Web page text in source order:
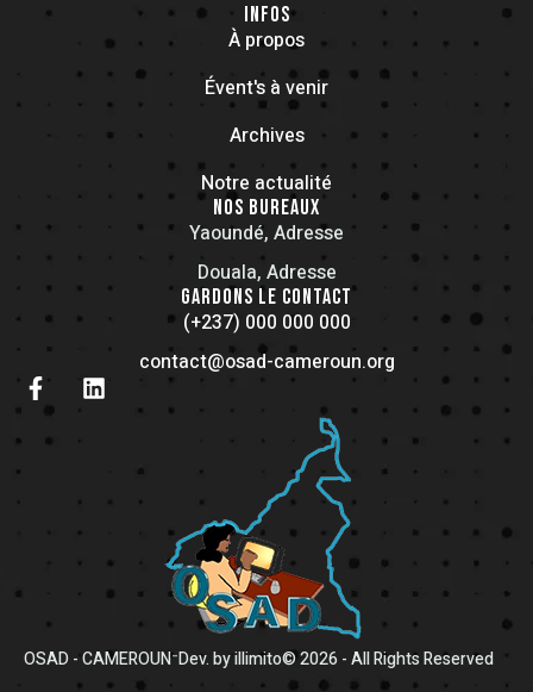
INFOS
À propos
Évent's à venir
Archives
Notre actualité
NOS BUREAUX
Yaoundé, Adresse
Douala, Adresse
GARDONS LE CONTACT
(+237) 000 000 000
contact@osad-cameroun.org
OSAD - CAMEROUN-Dev. by illimito© 2026 - All Rights Reserved